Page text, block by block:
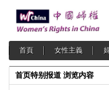
首頁 女性主義
首页特别报道 浏览内容